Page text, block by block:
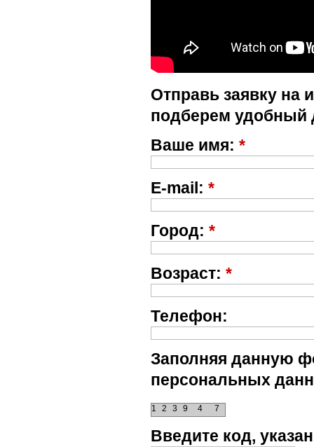
Отправь заявку на
подберем удобный
Ваше имя: *
E-mail: *
Город: *
Возраст: *
Телефон:
Заполняя данную
персональных
7
1 2 3 9 4
Введите код,